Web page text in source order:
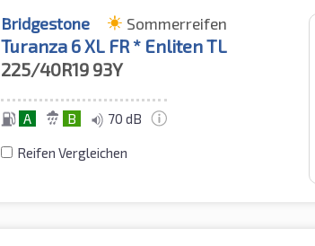
Bridgestone Sommerreifen
Turanza 6 XL FR * Enliten TL
225/40R19 93Y
A B 70 dB
Reifen Vergleichen